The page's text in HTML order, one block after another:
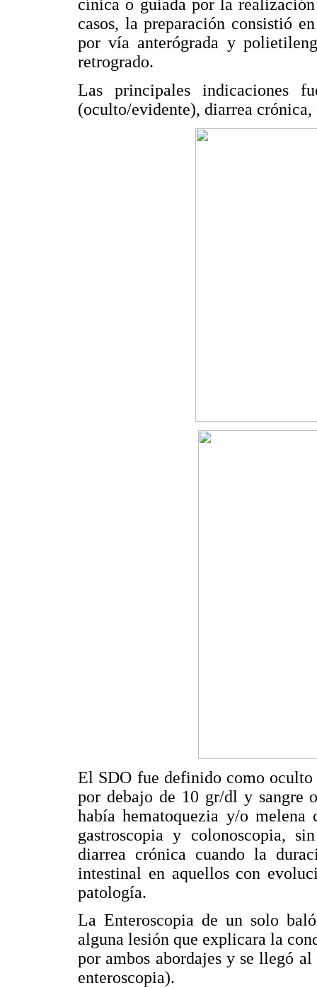
cínica o guiada por la
casos, la preparación consistió
por vía anterógrada y
retrogrado.
Las principales indicaciones
(oculto/evidente), diarrea
El SDO fue definido como oculto
por debajo de 10 gr/dl y sangre
había hematoquezia y/o melena
gastroscopia y colonoscopia,
diarrea crónica cuando la
intestinal en aquellos con
patología.
La Enteroscopia de un solo
alguna lesión que explicara la
por ambos abordajes y se llegó
enteroscopia).